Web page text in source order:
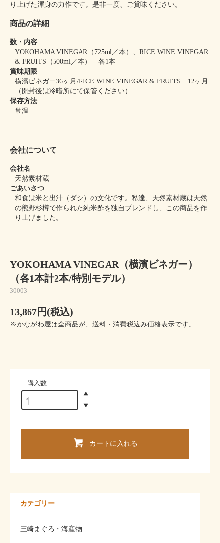
り上げた渾身の力作です。是非一度、ご賞味ください。
商品の詳細
数・内容
YOKOHAMA VINEGAR（725ml／本）、RICE WINE VINEGAR
& FRUITS（500ml／本） 各1本
賞味期限
横濱ビネガー36ヶ月/RICE WINE VINEGAR & FRUITS 12ヶ月
（開封後は冷暗所にて保管ください）
保存方法
常温
会社について
会社名
天然素材蔵
ごあいさつ
和食は米と出汁（ダシ）の文化です。私達、天然素材蔵は天然
の熊野杉樽で作られた純米酢を独自ブレンドし、この商品を作
り上げました。
YOKOHAMA VINEGAR（横濱ビネガー）
（各1本計2本/特別モデル）
30003
13,867円(税込)
※かながわ屋は全商品が、送料・消費税込み価格表示です。
購入数
カートに入れる
カテゴリー
三崎まぐろ・海産物